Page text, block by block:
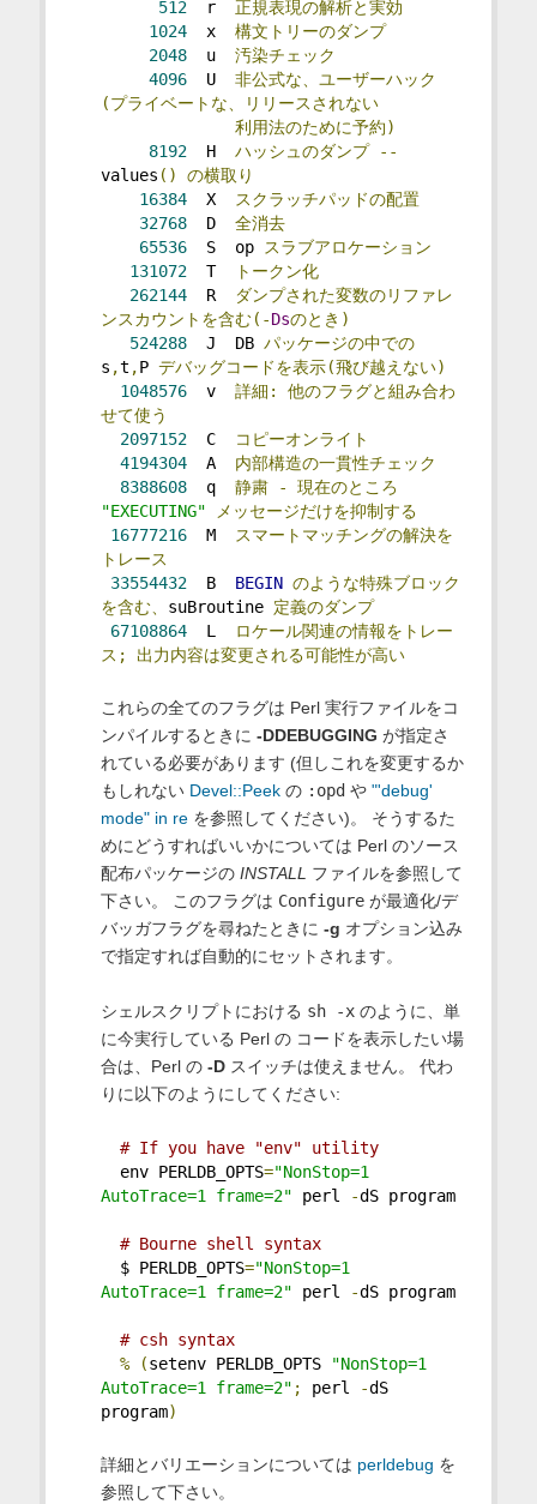
512 r 正規表現の解析と実効
1024 x 構文トリーのダンプ
2048 u 汚染チェック
4096 U 非公式な、ユーザーハック
(プライベートな、リリースされない
利用法のために予約)
8192 H ハッシュのダンプ
--
values ()
の横取り
16384 X
スクラッチパッドの配置
32768 D 全消去
65536 S  op
スラブアロケーション
131072 T
トークン化
262144 R
ダンプされた変数のリファレ
ンスカウントを含む(-Dsのとき)
524288 J  DB パッケージの中での
s ,t ,P デバッグコードを表示(飛び越えない)
1048576 v 詳細:
他のフラグと組み合わ
せて使う
2097152 C
コピーオンライト
4194304 A 内部構造の一貫性チェック
8388608 q 静粛 -
現在のところ
"EXECUTING"
メッセージだけを抑制する
16777216 M
スマートマッチングの解決を
トレース
33554432 B BEGIN のような特殊ブロック
を含む、 suBroutine 定義のダンプ
67108864 L
ロケール関連の情報をトレー
ス;
出力内容は変更される可能性が高い
これらの全てのフラグは Perl 実行ファイルをコ
ンパイルするときに -DDEBUGGING が指定さ
れている必要があります (但しこれを変更するか
もしれない Devel::Peekの :opd や "'debug'
mode" in reを参照してください)。 そうするた
めにどうすればいいかについては Perl のソース
配布パッケージの INSTALL ファイルを参照して
下さい。 このフラグは Configureが最適化/デ
バッガフラグを尋ねたときに -g オプション込み
で指定すれば自動的にセットされます。
シェルスクリプトにおける sh -xのように、単
に今実行している Perl の コードを表示したい場
合は、Perl の -Dスイッチは使えません。 代わ
りに以下のようにしてください:
# If you have "env" utility
env PERLDB_OPTS="NonStop=1
AutoTrace=1 frame=2" perl -dS program
# Bourne shell syntax
$ PERLDB_OPTS="NonStop=1
AutoTrace=1 frame=2" perl -dS program
# csh syntax
%
(setenv PERLDB_OPTS
"NonStop=1
AutoTrace=1 frame=2" ; perl -dS
program)
詳細とバリエーションについては perldebug を
参照して下さい。